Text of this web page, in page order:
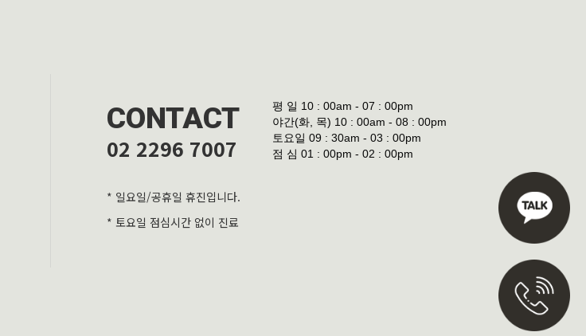
CONTACT
02 2296 7007
* 일요일/공휴일 휴진입니다.
* 토요일 점심시간 없이 진료
평 일 10 : 00am - 07 : 00pm
야간(화, 목) 10 : 00am - 08 : 00pm
토요일 09 : 30am - 03 : 00pm
점 심 01 : 00pm - 02 : 00pm